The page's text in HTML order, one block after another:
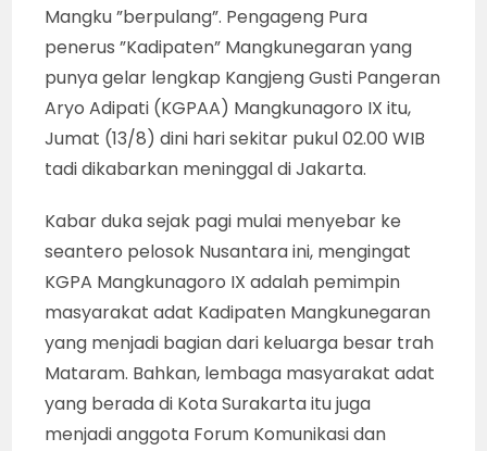
Mangku ”berpulang”. Pengageng Pura
penerus ”Kadipaten” Mangkunegaran yang
punya gelar lengkap Kangjeng Gusti Pangeran
Aryo Adipati (KGPAA) Mangkunagoro IX itu,
Jumat (13/8) dini hari sekitar pukul 02.00 WIB
tadi dikabarkan meninggal di Jakarta.
Kabar duka sejak pagi mulai menyebar ke
seantero pelosok Nusantara ini, mengingat
KGPA Mangkunagoro IX adalah pemimpin
masyarakat adat Kadipaten Mangkunegaran
yang menjadi bagian dari keluarga besar trah
Mataram. Bahkan, lembaga masyarakat adat
yang berada di Kota Surakarta itu juga
menjadi anggota Forum Komunikasi dan